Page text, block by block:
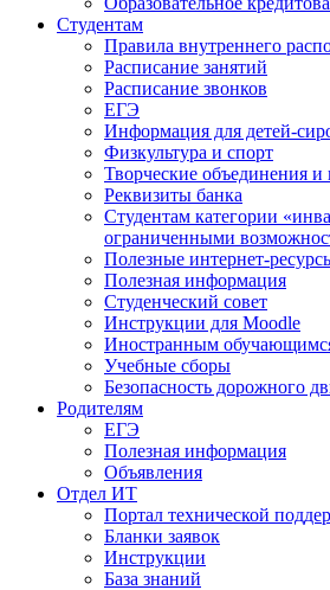
Студентам
Правила внутреннего
Расписание занятий
Расписание звонков
ЕГЭ
Информация для детей-
Физкультура и спорт
Творческие объединения и
Реквизиты банка
Студентам категории
ограниченными
Полезные интернет-
Полезная информация
Студенческий совет
Инструкции для Moodle
Иностранным
Учебные сборы
Безопасность дорожного
Родителям
ЕГЭ
Полезная информация
Объявления
Отдел ИТ
Портал технической
Бланки заявок
Инструкции
База знаний